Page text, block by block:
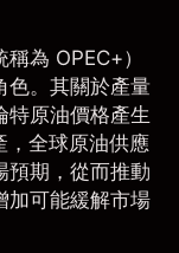
為 OPEC+）
色。其關於產量
特原油價格產生
，全球原油供應
預期，從而推動
加可能緩解市場